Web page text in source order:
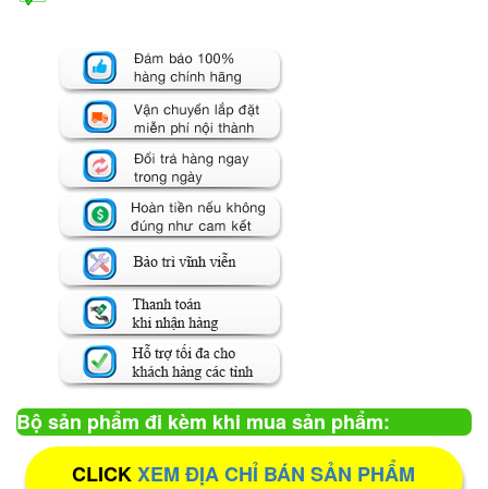
Bộ sản phẩm đi kèm khi mua sản phẩm:
CLICKXEM ĐỊA CHỈ BÁN SẢN PHẨM